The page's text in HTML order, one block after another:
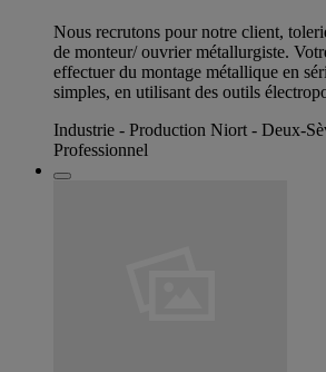
Nous recrutons pour notre client,
de monteur/ ouvrier métallurgiste.
effectuer du montage métallique en
simples, en utilisant des outils
Industrie - Production Niort - Deux-
Professionnel